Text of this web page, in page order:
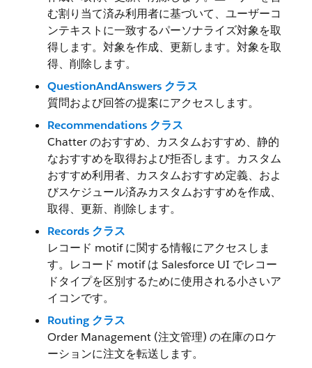
む割り当て済み利用者に基づいて、ユーザーコ
ンテキストに一致するパーソナライズ対象を取
得します。対象を作成、更新します。対象を取
得、削除します。
QuestionAndAnswers クラス
質問および回答の提案にアクセスします。
Recommendations クラス
Chatter のおすすめ、カスタムおすすめ、静的
なおすすめを取得および拒否します。カスタム
おすすめ利用者、カスタムおすすめ定義、およ
びスケジュール済みカスタムおすすめを作成、
取得、更新、削除します。
Records クラス
レコード motif に関する情報にアクセスしま
す。レコード motif は Salesforce UI でレコー
ドタイプを区別するために使用される小さいア
イコンです。
Routing クラス
Order Management (注文管理) の在庫のロケ
ーションに注文を転送します。